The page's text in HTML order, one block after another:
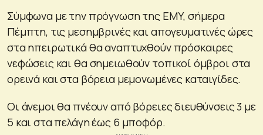
Σύμφωνα με την πρόγνωση της ΕΜΥ, σήμερα
Πέμπτη, τις μεσημβρινές και απογευματινές ώρες
στα ηπειρωτικά θα αναπτυχθούν πρόσκαιρες
νεφώσεις και θα σημειωθούν τοπικοί όμβροι στα
ορεινά και στα βόρεια μεμονωμένες καταιγίδες.
Οι άνεμοι θα πνέουν από βόρειες διευθύνσεις 3 με
5 και στα πελάγη έως 6 μποφόρ.